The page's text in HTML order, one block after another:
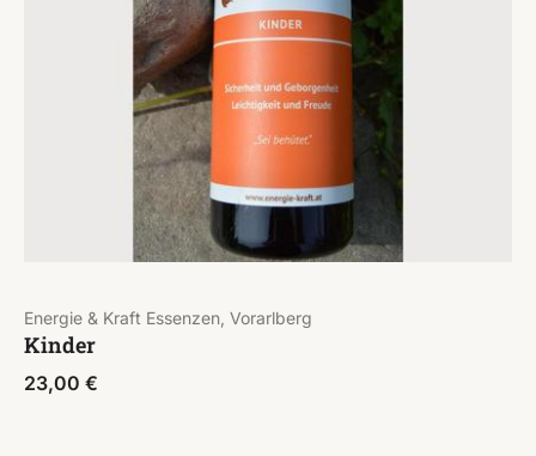
Energie & Kraft Essenzen, Vorarlberg
Kinder
23,00 €